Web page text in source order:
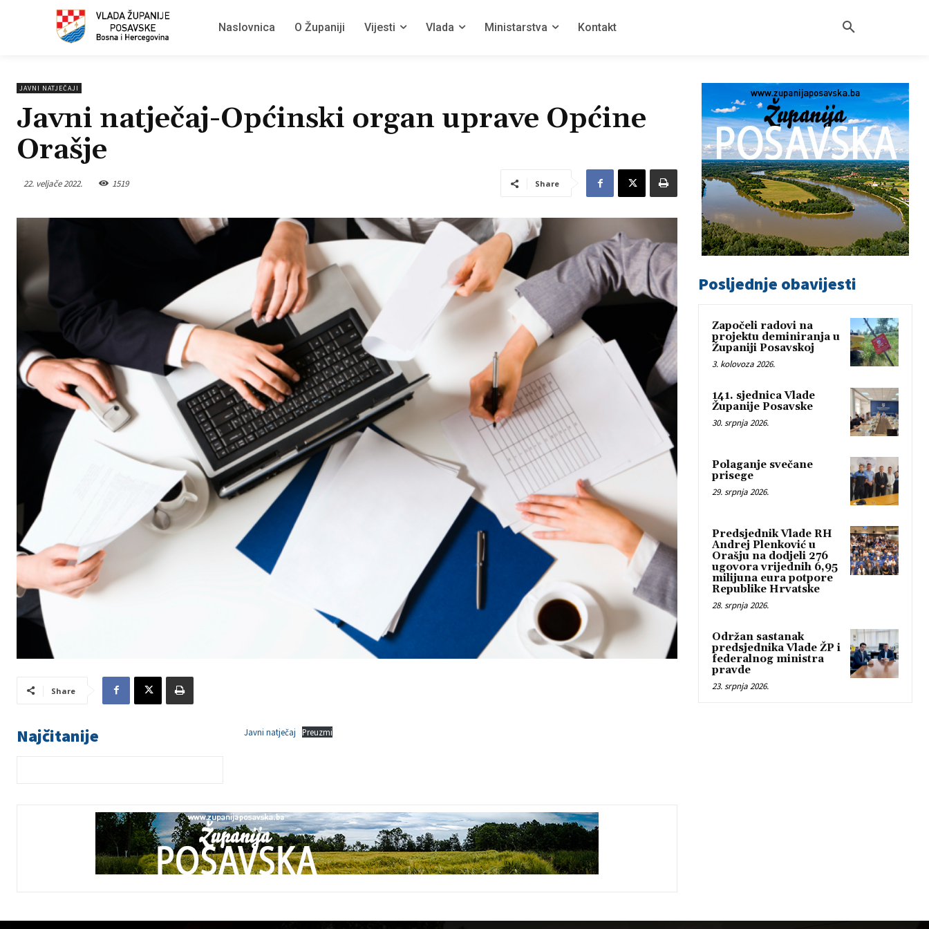
Naslovnica O Županiji Vijesti Vlada Ministarstva Kontakt
JAVNI NATJEČAJI
Javni natječaj-Općinski organ uprave Općine
Orašje
22. veljače 2022. 1519 Share
Share
Najčitanije Javni natječaj Preuzmi
Posljednje obavijesti
Započeli radovi na
projektu deminiranja u
Županiji Posavskoj
3. kolovoza 2026.
141. sjednica Vlade
Županije Posavske
30. srpnja 2026.
Polaganje svečane
prisege
29. srpnja 2026.
Predsjednik Vlade RH
Andrej Plenković u
Orašju na dodjeli 276
ugovora vrijednih 6,95
milijuna eura potpore
Republike Hrvatske
28. srpnja 2026.
Održan sastanak
predsjednika Vlade ŽP i
federalnog ministra
pravde
23. srpnja 2026.